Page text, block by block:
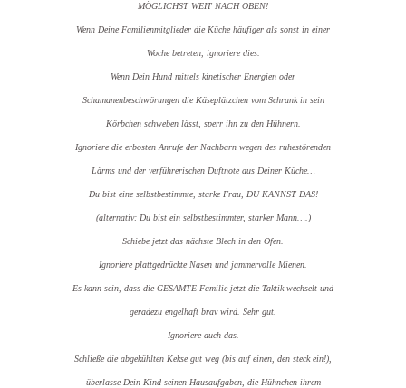
MÖGLICHST WEIT NACH OBEN!
Wenn Deine Familienmitglieder die Küche häufiger als sonst in einer
Woche betreten, ignoriere dies.
Wenn Dein Hund mittels kinetischer Energien oder
Schamanenbeschwörungen die Käseplätzchen vom Schrank in sein
Körbchen schweben lässt, sperr ihn zu den Hühnern.
Ignoriere die erbosten Anrufe der Nachbarn wegen des ruhestörenden
Lärms und der verführerischen Duftnote aus Deiner Küche…
Du bist eine selbstbestimmte, starke Frau, DU KANNST DAS!
(alternativ: Du bist ein selbstbestimmter, starker Mann….)
Schiebe jetzt das nächste Blech in den Ofen.
Ignoriere plattgedrückte Nasen und jammervolle Mienen.
Es kann sein, dass die GESAMTE Familie jetzt die Taktik wechselt und
geradezu engelhaft brav wird. Sehr gut.
Ignoriere auch das.
Schließe die abgekühlten Kekse gut weg (bis auf einen, den steck ein!),
überlasse Dein Kind seinen Hausaufgaben, die Hühnchen ihrem